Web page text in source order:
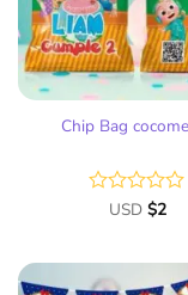
Chip Bag
Valorado
de
5
USD $2